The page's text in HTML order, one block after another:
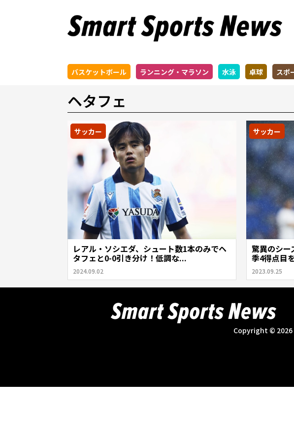
バスケットボール ランニング・マラソン 水泳 卓球 スポ
ヘタフェ
サッカー
レアル・ソシエダ、シュート数1本のみでヘ
タフェと0-0引き分け！低調な...
2024.09.02
サッカー
驚異のシー
季4得点目
2023.09.25
Copyright © 2026